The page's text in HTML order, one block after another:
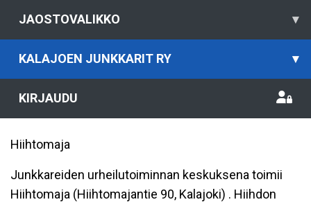
JAOSTOVALIKKO ▾
KALAJOEN JUNKKARIT RY ▾
KIRJAUDU
Hiihtomaja
Junkkareiden urheilutoiminnan keskuksena toimii
Hiihtomaja (Hiihtomajantie 90, Kalajoki) . Hiihdon